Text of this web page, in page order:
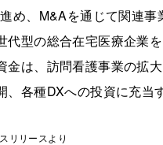
め、M&Aを通じて関連事
代型の総合在宅医療企業を
金は、訪問看護事業の拡
、各種DXへの投資に充当す
リリースより